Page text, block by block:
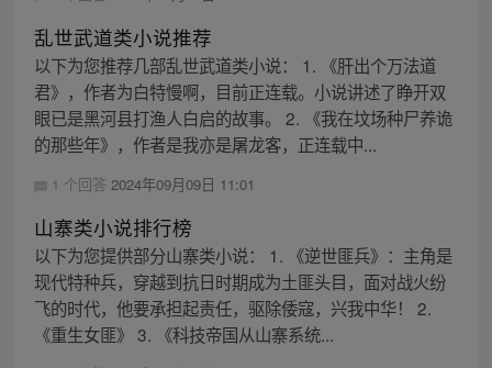
乱世武道类小说推荐
以下为您推荐几部乱世武道类小说： 1. 《肝出个万法道
君》，作者为白特慢啊，目前正连载。小说讲述了睁开双
眼已是黑河县打渔人白启的故事。 2. 《我在坟场种尸养诡
的那些年》，作者是我亦是屠龙客，正连载中...
1 个回答 2024年09月09日 11:01
山寨类小说排行榜
以下为您提供部分山寨类小说： 1. 《逆世匪兵》：主角是
现代特种兵，穿越到抗日时期成为土匪头目，面对战火纷
飞的时代，他要承担起责任，驱除倭寇，兴我中华！ 2.
《重生女匪》 3. 《科技帝国从山寨系统...